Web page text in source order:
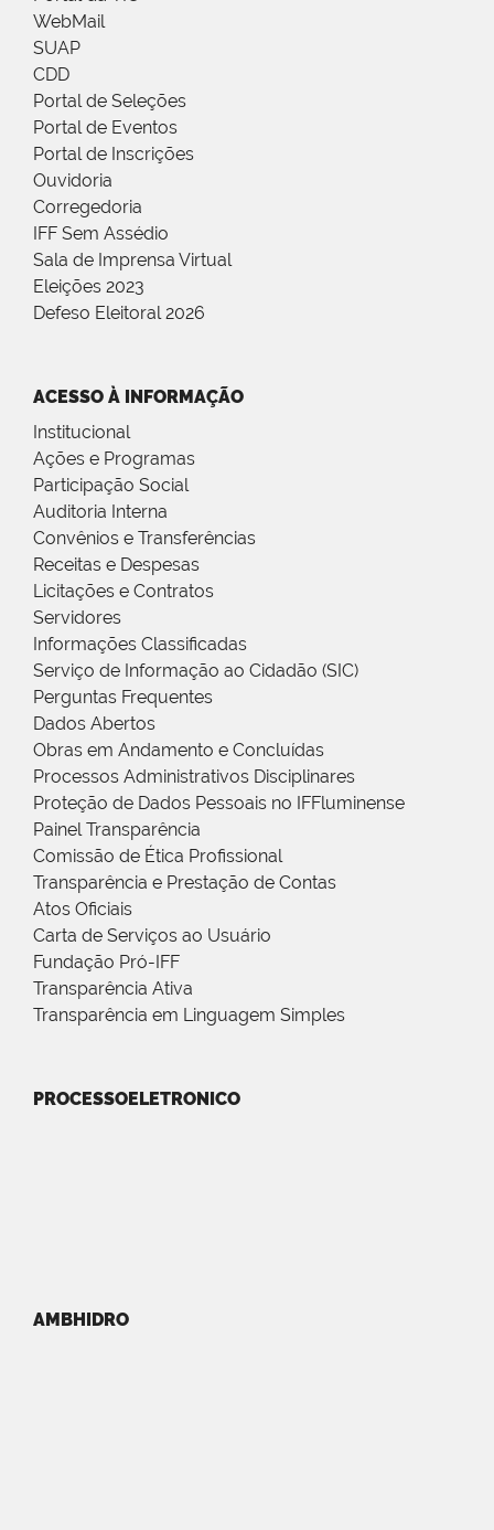
WebMail
SUAP
CDD
Portal de Seleções
Portal de Eventos
Portal de Inscrições
Ouvidoria
Corregedoria
IFF Sem Assédio
Sala de Imprensa Virtual
Eleições 2023
Defeso Eleitoral 2026
ACESSO À INFORMAÇÃO
Institucional
Ações e Programas
Participação Social
Auditoria Interna
Convênios e Transferências
Receitas e Despesas
Licitações e Contratos
Servidores
Informações Classificadas
Serviço de Informação ao Cidadão (SIC)
Perguntas Frequentes
Dados Abertos
Obras em Andamento e Concluídas
Processos Administrativos Disciplinares
Proteção de Dados Pessoais no IFFluminense
Painel Transparência
Comissão de Ética Profissional
Transparência e Prestação de Contas
Atos Oficiais
Carta de Serviços ao Usuário
Fundação Pró-IFF
Transparência Ativa
Transparência em Linguagem Simples
PROCESSOELETRONICO
AMBHIDRO